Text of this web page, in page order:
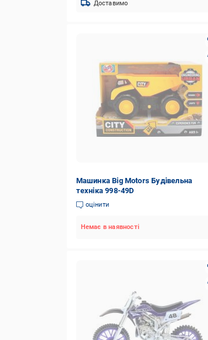
Доставимо
Машинка Big Motors Будівельна
техніка 998-49D
оцінити
Немає в наявності